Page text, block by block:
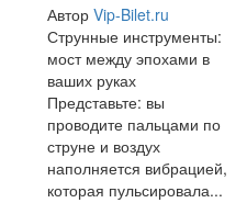
Автор Vip-Bilet.ru
Струнные инструменты:
мост между эпохами в
ваших руках
Представьте: вы
проводите пальцами по
струне и воздух
наполняется вибрацией,
которая пульсировала...